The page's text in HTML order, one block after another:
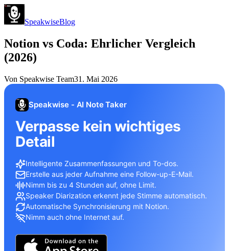
SpeakwiseBlog
Notion vs Coda: Ehrlicher Vergleich
(2026)
Von Speakwise Team31. Mai 2026
Speakwise - AI Note Taker
Verpasse kein wichtiges
Detail
Intelligente Zusammenfassungen und To-dos.
Erstelle aus jeder Aufnahme eine Follow-up-E-Mail.
Nimm bis zu 4 Stunden auf, ohne Limit.
Speaker Diarization erkennt jede Stimme automatisch.
Automatische Synchronisierung mit Notion.
Nimm auch ohne Internet auf.